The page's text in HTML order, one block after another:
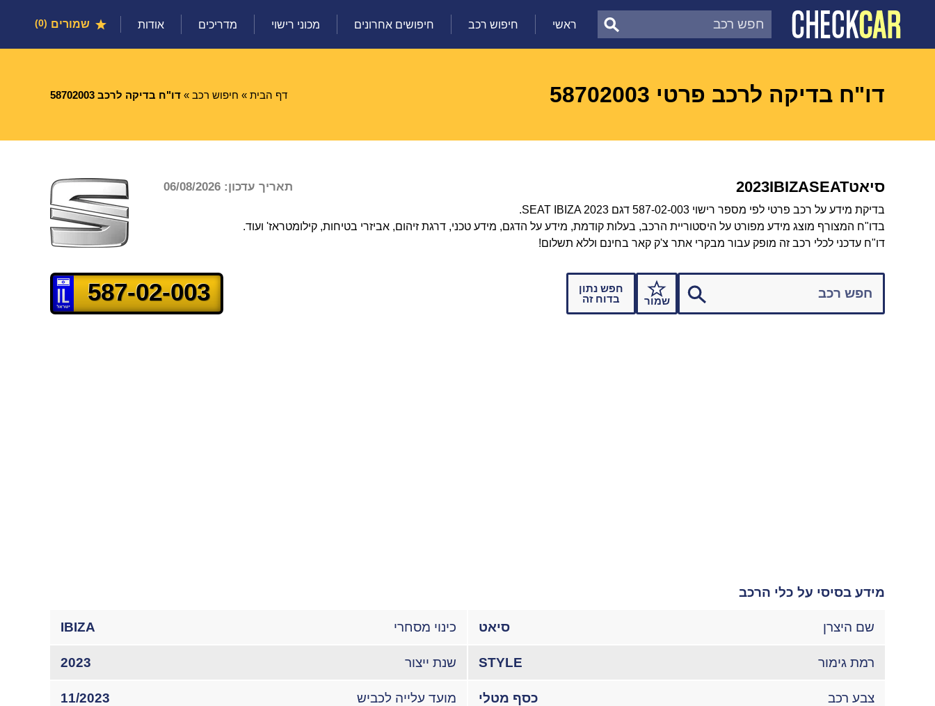
ראשי חיפוש רכב חיפושים אחרונים מכוני רישוי מדריכים אודות שמורים 0
דו"ח בדיקה לרכב פרטי 58702003 דף הבית » חיפוש רכב » דו"ח בדיקה לרכב 58702003
סיאטSEAT
IBIZA
2023 תאריך עדכון: 06/08/2026
בדיקת מידע על רכב פרטי לפי מספר רישוי 587-02-003 דגם SEAT IBIZA 2023.
בדו"ח המצורף מוצג מידע מפורט על היסטוריית הרכב, בעלות קודמת, מידע על הדגם, מידע טכני, דרגת זיהום, אביזרי בטיחות, קילומטראז' ועוד.
דו"ח עדכני לכלי רכב זה מופק עבור מבקרי אתר צ'ק קאר בחינם וללא תשלום!
שמור
חפש נתון
בדוח זה
587-02-003
מידע בסיסי על כלי הרכב
שם היצרן סיאט כינוי מסחרי IBIZA
רמת גימור STYLE שנת ייצור 2023
צבע רכב כסף מטלי מועד עלייה לכביש 11/2023